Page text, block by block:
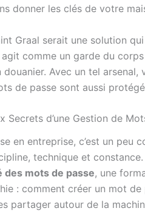
donner les clés de votre
Graal serait une solution
comme un garde du
douanier. Avec un tel
de passe sont aussi
Secrets d’une Gestion de
en entreprise, c’est un peu
technique et
des mots de passe, une
: comment créer un mot
partager autour de la